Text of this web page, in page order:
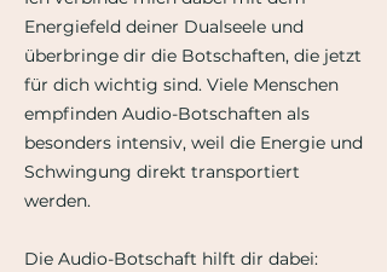
Energiefeld deiner Dualseele und
überbringe dir die Botschaften, die jetzt
für dich wichtig sind. Viele Menschen
empfinden Audio-Botschaften als
besonders intensiv, weil die Energie und
Schwingung direkt transportiert
werden.
Die Audio-Botschaft hilft dir dabei: